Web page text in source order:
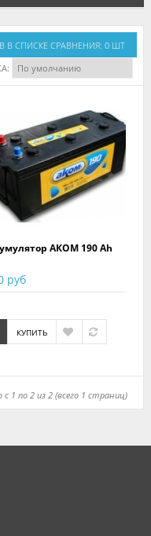
В СПИСКЕ СРАВНЕНИЯ: 0 ШТ
АКОМ 190 Ah
руб
КУПИТЬ
с 1 по 2 из 2 (всего 1 страниц)